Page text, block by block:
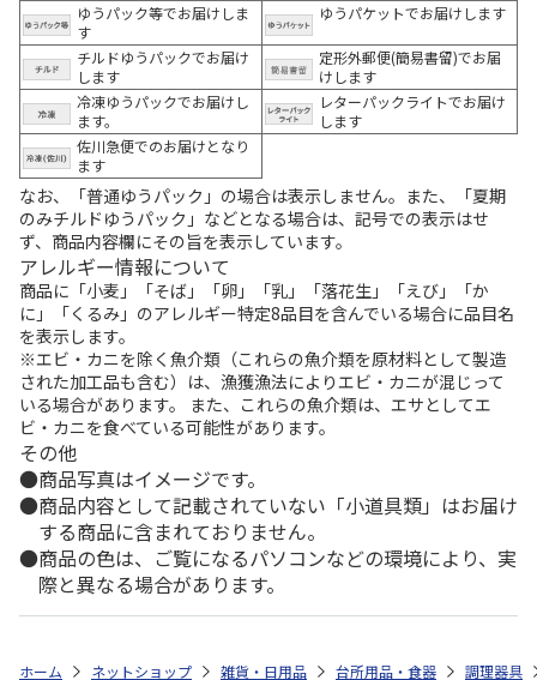
ゆうパック等でお届けしま
す
ゆうパケットでお届けします
チルドゆうパックでお届け
します
定形外郵便(簡易書留)でお届
けします
冷凍ゆうパックでお届けし
ます。
レターパックライトでお届け
します
佐川急便でのお届けとなり
ます
なお、「普通ゆうパック」の場合は表示しません。また、「夏期
のみチルドゆうパック」などとなる場合は、記号での表示はせ
ず、商品内容欄にその旨を表示しています。
アレルギー情報について
商品に「小麦」「そば」「卵」「乳」「落花生」「えび」「か
に」「くるみ」のアレルギー特定8品目を含んでいる場合に品目名
を表示します。
※エビ・カニを除く魚介類（これらの魚介類を原材料として製造
された加工品も含む）は、漁獲漁法によりエビ・カニが混じって
いる場合があります。 また、これらの魚介類は、エサとしてエ
ビ・カニを食べている可能性があります。
その他
商品写真はイメージです。
商品内容として記載されていない「小道具類」はお届け
する商品に含まれておりません。
商品の色は、ご覧になるパソコンなどの環境により、実
際と異なる場合があります。
ホーム ネットショップ 雑貨・日用品 台所用品・食器 調理器具